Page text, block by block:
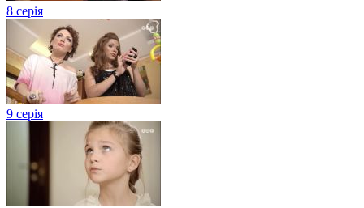
8 серія
9 серія